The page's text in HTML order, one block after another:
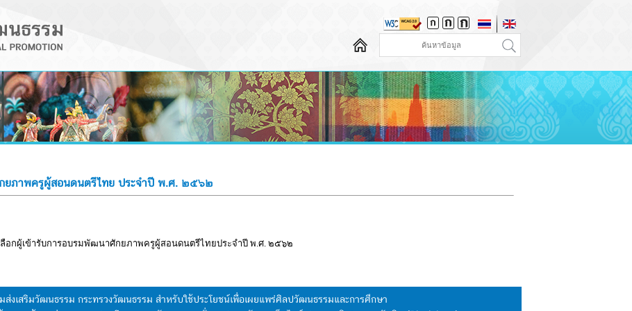
ยภาพครูผู้สอนดนตรีไทย ประจำปี พ.ศ. ๒๕๖๒
ลือกผู้เข้ารับการอบรมพัฒนาศักยภาพครูผู้สอนดนตรีไทยประจำปี พ.ศ. ๒๕๖๒
ส่งเสริมวัฒนธรรม กระทรวงวัฒนธรรม สำหรับใช้ประโยชน์เพื่อเผยแพร่ศิลปวัฒนธรรมและการศึกษา